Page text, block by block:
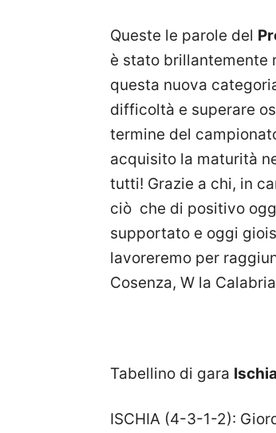
Queste le parole del
è stato brillantemente
questa nuova
difficoltà e superare
termine del
acquisito la maturità
tutti! Grazie a chi, in
ciò che di positivo
supportato e oggi
lavoreremo per
Cosenza, W la Calabria
Tabellino di gara
ISCHIA (4-3-1-2):